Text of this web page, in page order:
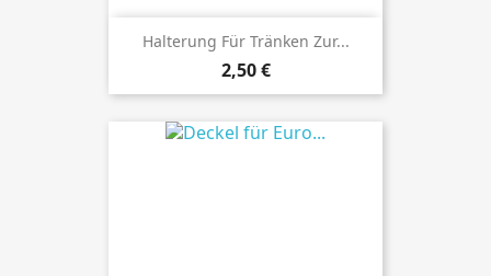
Halterung Für Tränken Zur...
Preis
2,50 €